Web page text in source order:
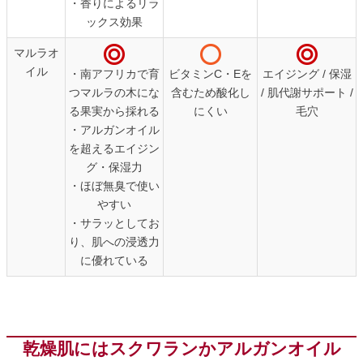
・香りによるリラ
ックス効果
マルラオ
イル
・南アフリカで育
つマルラの木にな
る果実から採れる
・アルガンオイル
を超えるエイジン
グ・保湿力
・ほぼ無臭で使い
やすい
・サラッとしてお
り、肌への浸透力
に優れている
ビタミンC・Eを
含むため酸化し
にくい
エイジング / 保湿
/ 肌代謝サポート /
毛穴
乾燥肌にはスクワランかアルガンオイル